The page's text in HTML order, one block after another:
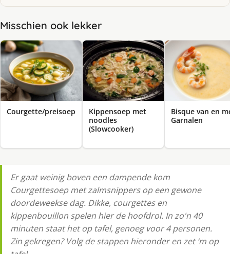
Misschien ook lekker
Courgette/preisoep
Kippensoep met
noodles
(Slowcooker)
Bisque van en
Garnalen
Er gaat weinig boven een dampende kom
Courgettesoep met zalmsnippers op een gewone
doordeweekse dag. Dikke, courgettes en
kippenbouillon spelen hier de hoofdrol. In zo'n 40
minuten staat het op tafel, genoeg voor 4 personen.
Zin gekregen? Volg de stappen hieronder en zet ‘m op